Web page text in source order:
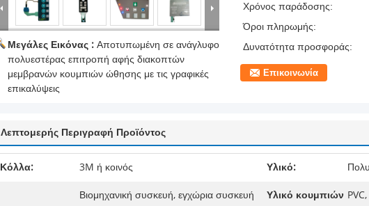
Μεγάλες Εικόνας : Αποτυπωμένη σε ανάγλυφο
πολυεστέρας επιτροπή αφής διακοπτών
μεμβρανών κουμπιών ώθησης με τις γραφικές
επικαλύψεις
Χρόνος παράδοσης:
Όροι πληρωμής:
Δυνατότητα προσφοράς:
Επικοινωνία
Λεπτομερής Περιγραφή Προϊόντος
Κόλλα: 3M ή κοινός Υλικό:
Βιομηχανική συσκευή, εγχώρια συσκευή
Υλικό κουμπιών